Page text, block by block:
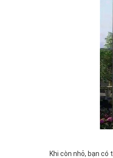
Khi còn nhỏ, bạn